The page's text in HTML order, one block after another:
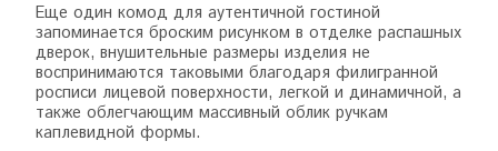
Еще один комод для аутентичной гостиной
запоминается броским рисунком в отделке распашных
дверок, внушительные размеры изделия не
воспринимаются таковыми благодаря филигранной
росписи лицевой поверхности, легкой и динамичной, а
также облегчающим массивный облик ручкам
каплевидной формы.